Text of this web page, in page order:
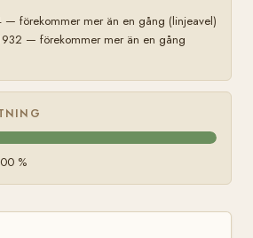
— förekommer mer än en gång (linjeavel)
— förekommer mer än en gång
%